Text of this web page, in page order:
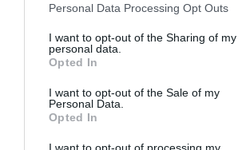
Personal Data Processing Opt Outs
I want to opt-out of the Sharing of my
personal data.
Opted In
I want to opt-out of the Sale of my
Personal Data.
Opted In
Pas si Cool a commenté l'article :
Airlines relie l’Écosse à l’Australie
aeroport air france